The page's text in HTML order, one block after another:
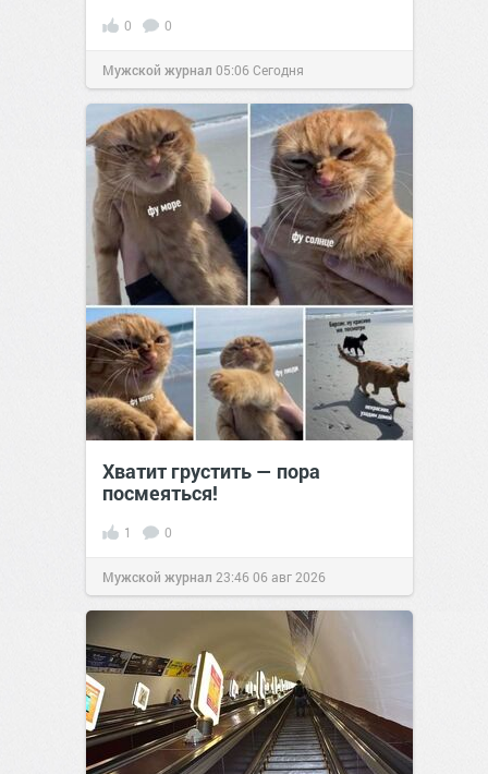
0 0
Мужской журнал 05:06Сегодня
Хватит грустить — пора
посмеяться!
1 0
Мужской журнал 23:4606 авг 2026